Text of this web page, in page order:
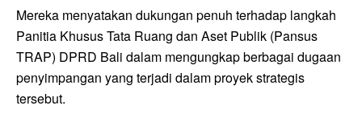
Mereka menyatakan dukungan penuh terhadap langkah
Panitia Khusus Tata Ruang dan Aset Publik (Pansus
TRAP) DPRD Bali dalam mengungkap berbagai dugaan
penyimpangan yang terjadi dalam proyek strategis
tersebut.